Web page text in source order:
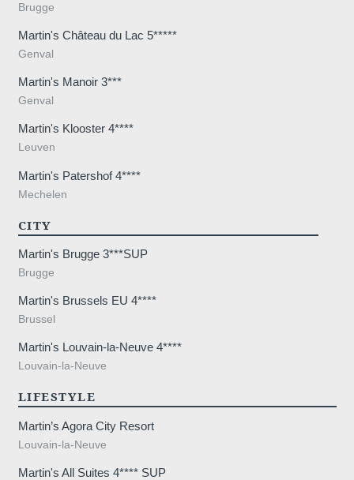
Brugge
Martin's Château du Lac 5*****
Genval
Martin's Manoir 3***
Genval
Martin's Klooster 4****
Leuven
Martin's Patershof 4****
Mechelen
CITY
Martin's Brugge 3***SUP
Brugge
Martin's Brussels EU 4****
Brussel
Martin's Louvain-la-Neuve 4****
Louvain-la-Neuve
LIFESTYLE
Martin’s Agora City Resort
Louvain-la-Neuve
Martin's All Suites 4**** SUP
4a,